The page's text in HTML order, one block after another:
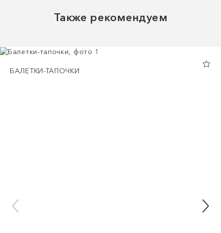
Также рекомендуем
БАЛЕТКИ-ТАПОЧКИ